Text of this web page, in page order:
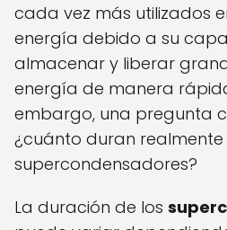
cada vez más utilizados
energía debido a su
almacenar y liberar
energía de manera
embargo, una pregunta
¿cuánto duran realmente
supercondensadores?
La duración de los